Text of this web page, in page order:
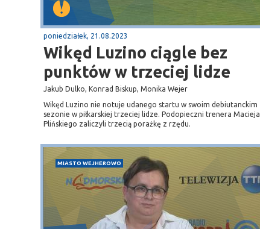
poniedziałek, 21.08.2023
Wikęd Luzino ciągle bez
punktów w trzeciej lidze
Jakub Dulko, Konrad Biskup, Monika Wejer
Wikęd Luzino nie notuje udanego startu w swoim debiutanckim
sezonie w piłkarskiej trzeciej lidze. Podopieczni trenera Macieja
Plińskiego zaliczyli trzecią porażkę z rzędu.
MIASTO WEJHEROWO